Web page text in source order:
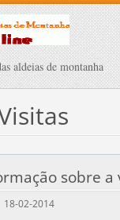
aldeias de montanha
sobre a
18-02-2014